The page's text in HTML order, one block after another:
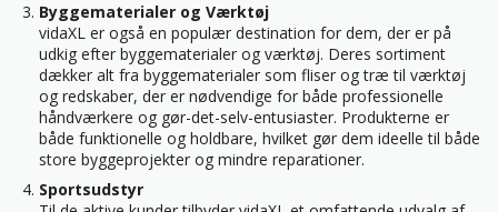
Byggematerialer og Værktøj
vidaXL er også en populær destination for dem, der er på
udkig efter byggematerialer og værktøj. Deres sortiment
dækker alt fra byggematerialer som fliser og træ til værktøj
og redskaber, der er nødvendige for både professionelle
håndværkere og gør-det-selv-entusiaster. Produkterne er
både funktionelle og holdbare, hvilket gør dem ideelle til både
store byggeprojekter og mindre reparationer.
Sportsudstyr